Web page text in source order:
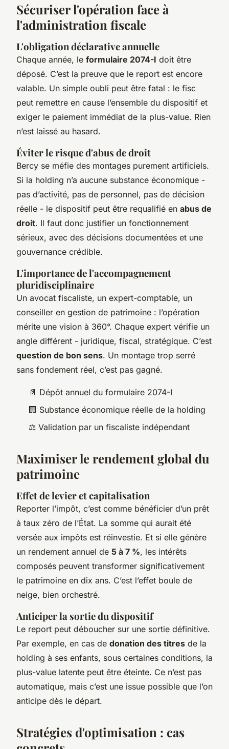
Sécuriser l'opération face à
l'administration fiscale
L'obligation déclarative annuelle
Chaque année, le formulaire 2074-I doit être
déposé. C’est la preuve que le report est encore
valable. Un simple oubli peut être fatal : le fisc
peut remettre en cause l’ensemble du dispositif et
exiger le paiement immédiat de la plus-value. Rien
n’est laissé au hasard.
Éviter le risque d'abus de droit
Bercy se méfie des montages purement artificiels.
Si la holding n’a aucune substance économique -
pas d’activité, pas de personnel, pas de décision
réelle - le dispositif peut être requalifié en abus de
droit. Il faut donc justifier un fonctionnement
sérieux, avec des décisions documentées et une
gouvernance crédible.
L'importance de l'accompagnement
pluridisciplinaire
Un avocat fiscaliste, un expert-comptable, un
conseiller en gestion de patrimoine : l’opération
mérite une vision à 360°. Chaque expert vérifie un
angle différent - juridique, fiscal, stratégique. C’est
question de bon sens. Un montage trop serré
sans fondement réel, c’est pas gagné.
📄 Dépôt annuel du formulaire 2074-I
🏢 Substance économique réelle de la holding
⚖️ Validation par un fiscaliste indépendant
Maximiser le rendement global du
patrimoine
Effet de levier et capitalisation
Reporter l’impôt, c’est comme bénéficier d’un prêt
à taux zéro de l’État. La somme qui aurait été
versée aux impôts est réinvestie. Et si elle génère
un rendement annuel de 5 à 7 %, les intérêts
composés peuvent transformer significativement
le patrimoine en dix ans. C’est l’effet boule de
neige, bien orchestré.
Anticiper la sortie du dispositif
Le report peut déboucher sur une sortie définitive.
Par exemple, en cas de donation des titres de la
holding à ses enfants, sous certaines conditions, la
plus-value latente peut être éteinte. Ce n’est pas
automatique, mais c’est une issue possible que l’on
anticipe dès le départ.
Stratégies d'optimisation : cas